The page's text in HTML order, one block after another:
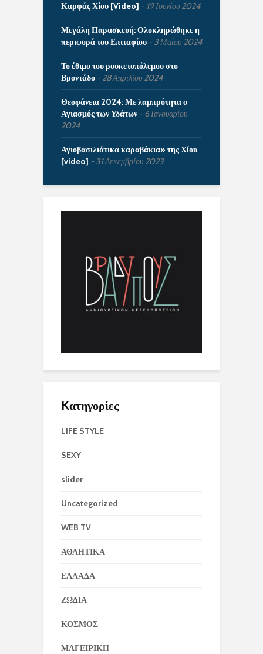
Καρφάς Χίου [Video] 19 Ιουνίου 2024
Μεγάλη Παρασκευή: Ολοκληρώθηκε η
περιφορά του Επιταφίου
3 Μαΐου 2024
Το έθιμο του ρουκετοπόλεμου στο
Βροντάδο
28 Απριλίου 2024
Θεοφάνεια 2024: Με λαμπρότητα ο
Αγιασμός των Υδάτων
6 Ιανουαρίου
2024
Αγιοβασιλιάτικα καραβάκια» της Χίου
[video]
31 Δεκεμβρίου 2023
Kατηγορίες
LIFE STYLE
SEXY
slider
Uncategorized
WEB TV
ΑΘΛΗΤΙΚΑ
ΕΛΛΑΔΑ
ΖΩΔΙΑ
ΚΟΣΜΟΣ
ΜΑΓΕΙΡΙΚΗ